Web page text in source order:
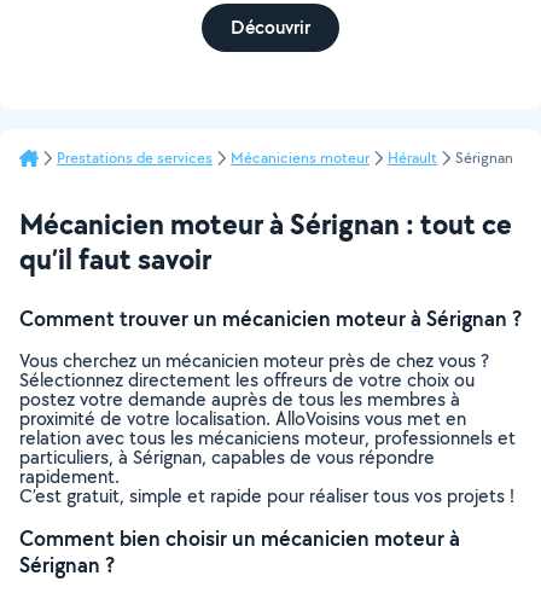
Découvrir
Prestations de services Mécaniciens moteur Hérault Sérignan
Mécanicien moteur à Sérignan : tout ce
qu’il faut savoir
Comment trouver un mécanicien moteur à Sérignan ?
Vous cherchez un mécanicien moteur près de chez vous ?
Sélectionnez directement les offreurs de votre choix ou
postez votre demande auprès de tous les membres à
proximité de votre localisation. AlloVoisins vous met en
relation avec tous les mécaniciens moteur, professionnels et
particuliers, à Sérignan, capables de vous répondre
rapidement.
C’est gratuit, simple et rapide pour réaliser tous vos projets !
Comment bien choisir un mécanicien moteur à
Sérignan ?